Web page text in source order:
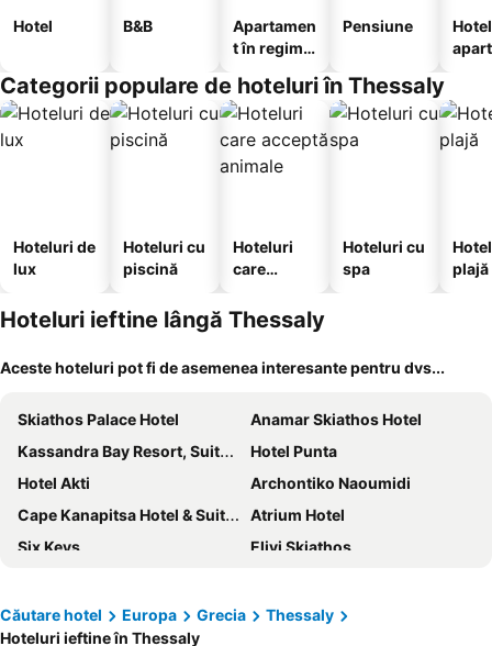
Hotel B&B
Apartamen
t în regim
Pensiune
Categorii populare de hoteluri în Thessaly
Hoteluri de
lux
Hoteluri cu
piscină
Hoteluri
care
animale
Hoteluri cu
spa
plajă
Hoteluri ieftine lângă Thessaly
Aceste hoteluri pot fi de asemenea interesante pentru dvs...
Skiathos Palace Hotel
Anamar Skiathos Hotel
Kassandra Bay Resort, Suites & Spa
Hotel Punta
Hotel Akti
Archontiko Naoumidi
Cape Kanapitsa Hotel & Suites
Atrium Hotel
Six Keys
Elivi Skiathos
Anamar Skiathos Hotel
Alkyon Hotel Skiathos
Azur Hotel Volos
Căutare hotel Europa Grecia
Thessaly
Hoteluri ieftine în Thessaly